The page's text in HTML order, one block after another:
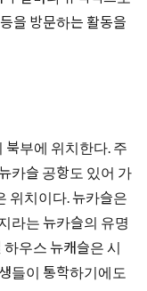
지 모든 학생들을 위
영어의 기본 skill과
나뉘며, 한 반 최대